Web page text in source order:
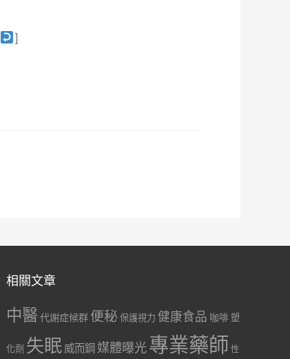
]
相關文章
中醫代謝症候群 便秘 保護視力 健康食品 咖啡 塑
化劑 失眠 威而鋼 媒體曝光專業藥師 性